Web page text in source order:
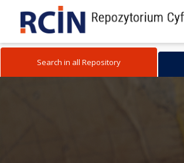
Search in all Repository